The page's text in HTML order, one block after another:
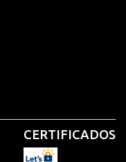
CERTIFICADOS